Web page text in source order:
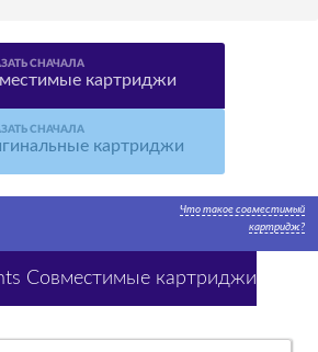
СНАЧАЛА
картриджи
СНАЧАЛА
картриджи
Что такое совместимый
картридж?
Совместимые картриджи